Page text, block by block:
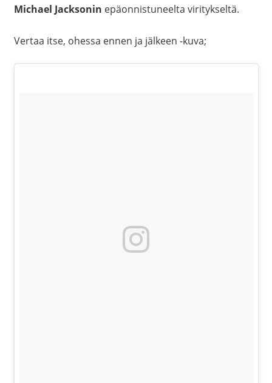
Michael Jacksonin epäonnistuneelta viritykseltä.
Vertaa itse, ohessa ennen ja jälkeen -kuva;